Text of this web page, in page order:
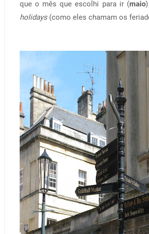
que o mês que escolhi para ir (maio
holidays(como eles chamam os